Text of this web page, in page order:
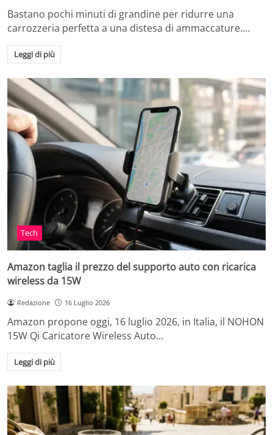
Bastano pochi minuti di grandine per ridurre una
carrozzeria perfetta a una distesa di ammaccature.…
Leggi di più
Tech
Amazon taglia il prezzo del supporto auto con ricarica
wireless da 15W
Redazione 16 Luglio 2026
Amazon propone oggi, 16 luglio 2026, in Italia, il NOHON
15W Qi Caricatore Wireless Auto…
Leggi di più